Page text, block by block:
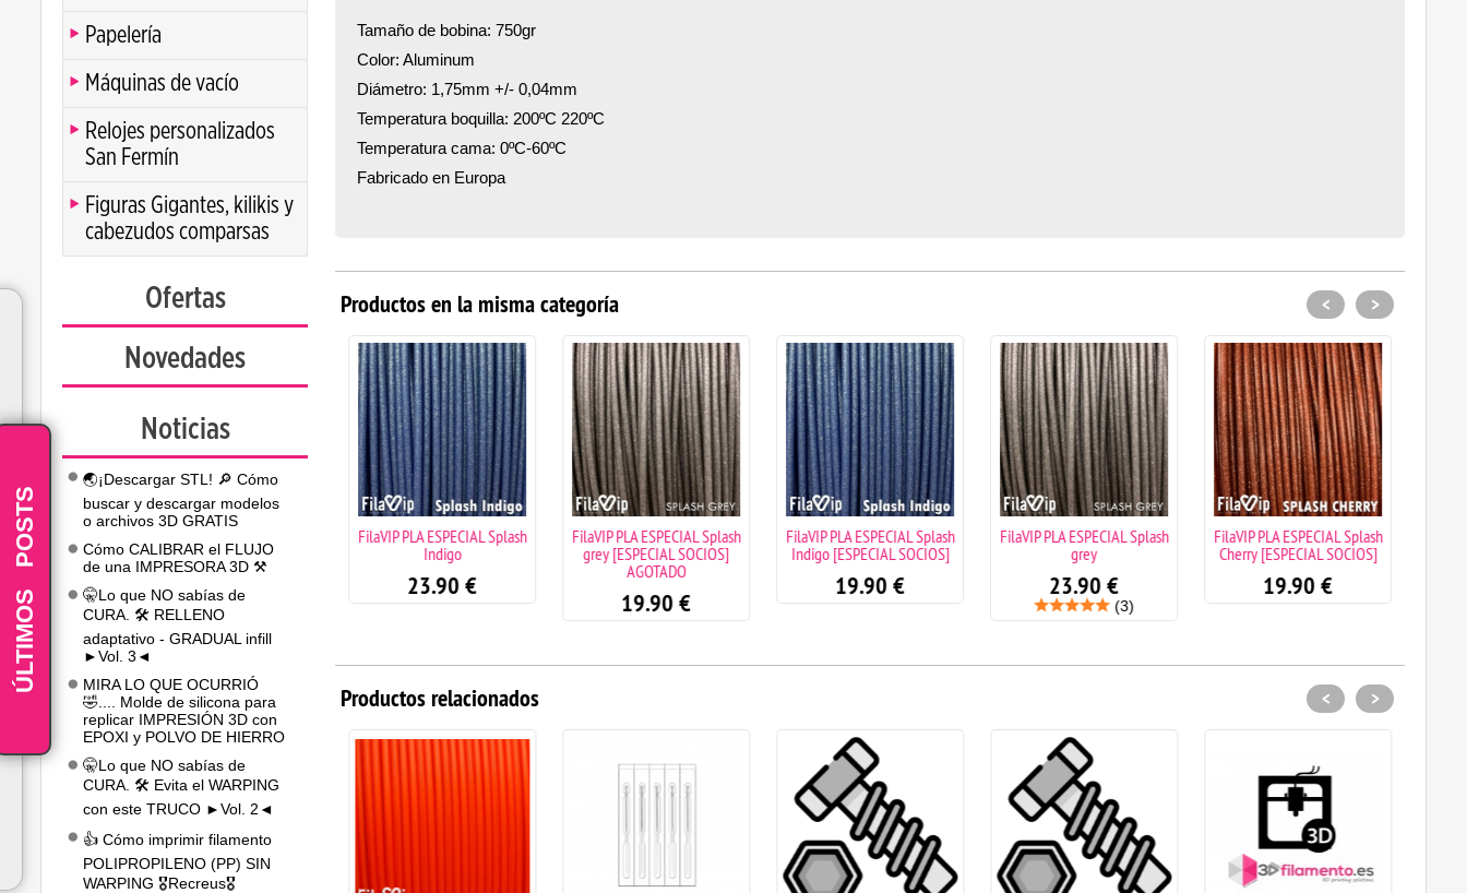
Papelería
Máquinas de vacío
Relojes personalizados
San Fermín
Figuras Gigantes, kilikis y
cabezudos comparsas
Ofertas
Novedades
Noticias
🌏¡Descargar STL! 🔎 Cómo
buscar y descargar modelos
o archivos 3D GRATIS
Cómo CALIBRAR el FLUJO
de una IMPRESORA 3D ⚒️
🤫Lo que NO sabías de
CURA. 🛠️ RELLENO
adaptativo - GRADUAL infill
►Vol. 3◄
MIRA LO QUE OCURRIÓ
🤣.... Molde de silicona para
replicar IMPRESIÓN 3D con
EPOXI y POLVO DE HIERRO
🤫Lo que NO sabías de
CURA. 🛠️ Evita el WARPING
con este TRUCO ►Vol. 2◄
👍 Cómo imprimir filamento
POLIPROPILENO (PP) SIN
WARPING 🎖️Recreus🎖️
Tamaño de bobina: 750gr
Color: Aluminum
Diámetro: 1,75mm +/- 0,04mm
Temperatura boquilla: 200ºC 220ºC
Temperatura cama: 0ºC-60ºC
Fabricado en Europa
Productos en la misma categoría
Electric green
23.90
FilaVIP PLA ESPECIAL Splash
Indigo
23.90€
FilaVIP PLA ESPECIAL Splash
grey [ESPECIAL SOCIOS]
AGOTADO
19.90€
FilaVIP PLA ESPECIAL Splash
Indigo [ESPECIAL SOCIOS]
19.90€
FilaVIP PLA ESPECIAL Splash
grey
23.90€
(3)
FilaVIP PLA ESPECIAL Splash
Cherry [ESPECIAL SOCIOS]
19.90€
< >
Productos relacionados < >
ÚLTIMOS
POSTS